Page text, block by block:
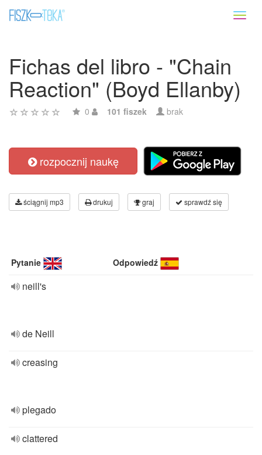
Fichas del libro - "Chain
Reaction" (Boyd Ellanby)
0 101 fiszek brak
rozpocznij naukę
ściągnij mp3 drukuj graj sprawdź się
Pytanie Odpowiedź
neill's
de Neill
creasing
plegado
clattered